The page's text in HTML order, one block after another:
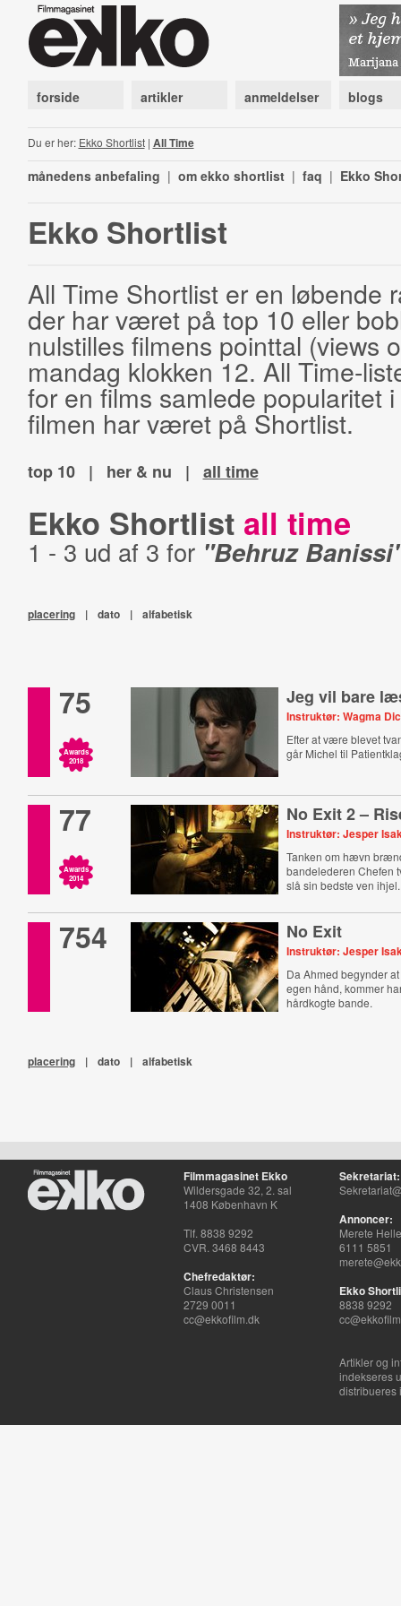
forside artikler anmeldelser blogs
Du er her: Ekko Shortlist| All Time
månedens anbefaling | om ekko shortlist | faq | Ekko
Ekko Shortlist
All Time Shortlist er en løbende
der har været på top 10 eller
nulstilles filmens pointtal (views
mandag klokken 12. All Time-
for en films samlede popularitet
filmen har været på Shortlist.
top 10 | her & nu | all time
Ekko Shortlist all time
1 - 3 ud af 3 for "Behruz
placering | dato | alfabetisk
75
Awards
2018
Jeg vil bare
Instruktør: Wagma
Efter at være blevet
går Michel til
77
Awards
2014
No Exit 2 –
Instruktør: Jesper
Tanken om hævn
bandelederen Chefen
slå sin bedste ven ihjel.
754 No Exit
Instruktør: Jesper
Da Ahmed begynder
egen hånd, kommer
hårdkogte bande.
placering | dato | alfabetisk
Filmmagasinet Ekko
Wildersgade 32, 2. sal
1408 København K
Tlf. 8838 9292
CVR. 3468 8443
Chefredaktør:
Claus Christensen
2729 0011
cc@ekkofilm.dk
Sekretariat:
Annoncer:
Merete
6111 5851
Ekko
8838 9292
Artikler og
indekseres
distribueres